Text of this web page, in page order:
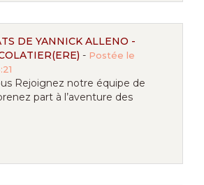
DE YANNICK ALLENO -
- Postée le
Rejoignez notre équipe de
part à l’aventure des